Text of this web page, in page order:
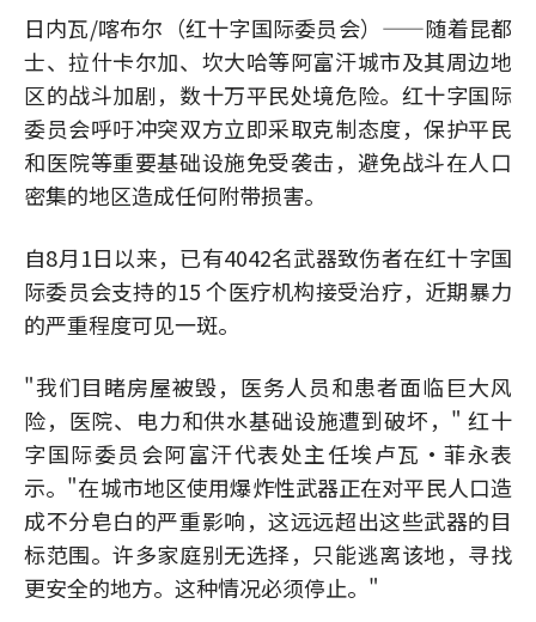
日内瓦/喀布尔（红十字国际委员会）——随着昆都
士、拉什卡尔加、坎大哈等阿富汗城市及其周边地
区的战斗加剧，数十万平民处境危险。红十字国际
委员会呼吁冲突双方立即采取克制态度，保护平民
和医院等重要基础设施免受袭击，避免战斗在人口
密集的地区造成任何附带损害。
自8月1日以来，已有4042名武器致伤者在红十字国
际委员会支持的15 个医疗机构接受治疗，近期暴力
的严重程度可见一斑。
"我们目睹房屋被毁，医务人员和患者面临巨大风
险，医院、电力和供水基础设施遭到破坏，" 红十
字国际委员会阿富汗代表处主任埃卢瓦·菲永表
示。"在城市地区使用爆炸性武器正在对平民人口造
成不分皂白的严重影响，这远远超出这些武器的目
标范围。许多家庭别无选择，只能逃离该地，寻找
更安全的地方。这种情况必须停止。"